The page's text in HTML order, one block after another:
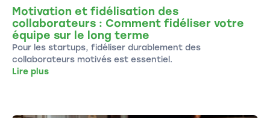
Motivation et fidélisation des
collaborateurs : Comment fidéliser votre
équipe sur le long terme
Pour les startups, fidéliser durablement des
collaborateurs motivés est essentiel.
Lire plus